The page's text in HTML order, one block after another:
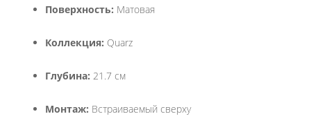
Поверхность: Матовая
Коллекция: Quarz
Глубина: 21.7 см
Монтаж: Встраиваемый сверху